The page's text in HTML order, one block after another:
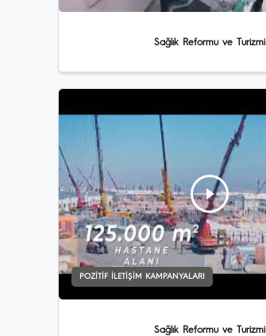
Sağlık Reformu ve Turizmi
POZITIF İLETIŞIM KAMPANYALARI
Sağlık Reformu ve Turizmi